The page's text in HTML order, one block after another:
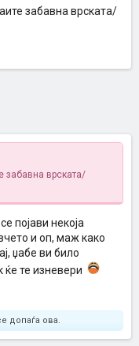
забавна врската/
забавна врската/
појави некоја
и оп, маж како
џабе ви било
ќе те изневери
допаѓа ова.